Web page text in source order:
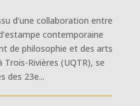
d’une collaboration entre
contemporaine
de philosophie et des arts
Trois-Rivières (UQTR), se
des 23e...